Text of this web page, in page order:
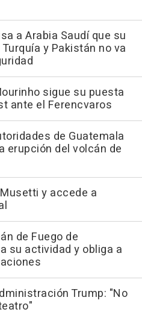
a Arabia Saudí que su
y Pakistán no va
sigue su puesta
ante el Ferencvaros
de Guatemala
erupción del volcán de
y accede a
de Fuego de
su actividad y obliga a
Trump: "No